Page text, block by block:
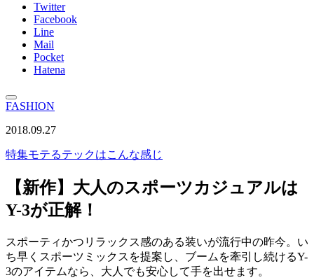
Twitter
Facebook
Line
Mail
Pocket
Hatena
FASHION
2018.09.27
特集モテるテックはこんな感じ
【新作】大人のスポーツカジュアルは
Y-3が正解！
スポーティかつリラックス感のある装いが流行中の昨今。い
ち早くスポーツミックスを提案し、ブームを牽引し続けるY-
3のアイテムなら、大人でも安心して手を出せます。